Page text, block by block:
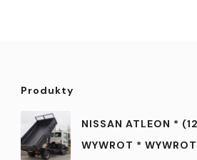
Produkty
NISSAN ATLEON *
WYWROT * WYWROT